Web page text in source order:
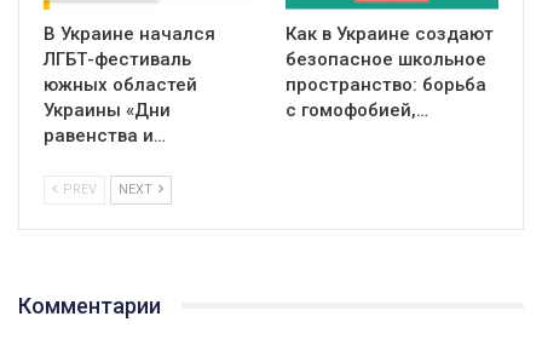
В Украине начался
ЛГБТ-фестиваль
южных областей
Украины «Дни
равенства и…
Как в Украине создают
безопасное школьное
пространство: борьба
с гомофобией,…
PREV NEXT
Комментарии